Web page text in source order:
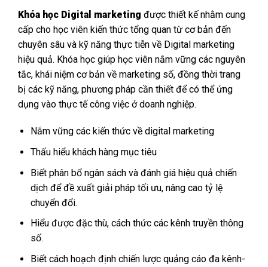
Khóa học Digital marketing được thiết kế nhằm cung
cấp cho học viên kiến thức tổng quan từ cơ bản đến
chuyên sâu và kỹ năng thực tiễn về Digital marketing
hiệu quả. Khóa học giúp học viên nắm vững các nguyên
tắc, khái niệm cơ bản về marketing số, đồng thời trang
bị các kỹ năng, phương pháp cần thiết để có thể ứng
dụng vào thực tế công việc ở doanh nghiệp.
Nắm vững các kiến thức về digital marketing
Thấu hiểu khách hàng mục tiêu
Biết phân bổ ngân sách và đánh giá hiệu quả chiến
dịch để đề xuất giải pháp tối ưu, nâng cao tỷ lệ
chuyển đổi.
Hiểu được đặc thù, cách thức các kênh truyền thông
số.
Biết cách hoạch định chiến lược quảng cáo đa kênh-